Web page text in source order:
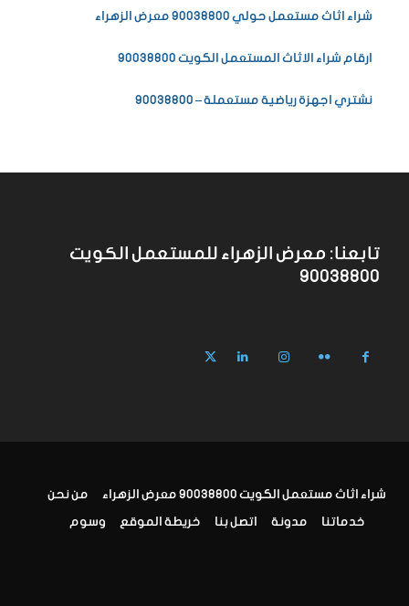
شراء اثاث مستعمل حولي 90038800 معرض الزهراء
ارقام شراء الاثاث المستعمل الكويت 90038800
نشتري اجهزة رياضية مستعملة – 90038800
تابعنا: معرض الزهراء للمستعمل الكويت
90038800
شراء اثاث مستعمل الكويت 90038800 معرض الزهراء من نحن
خدماتنا مدونة اتصل بنا خريطة الموقع وسوم